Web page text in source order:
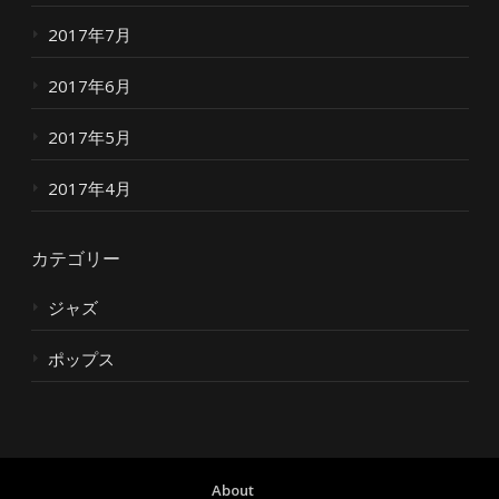
2017年7月
2017年6月
2017年5月
2017年4月
カテゴリー
ジャズ
ポップス
About